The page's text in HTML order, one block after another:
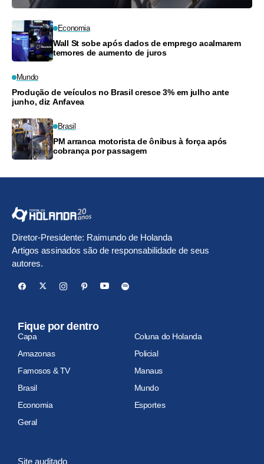
Economia
Wall St sobe após dados de emprego acalmarem
temores de aumento de juros
Mundo
Produção de veículos no Brasil cresce 3% em julho ante
junho, diz Anfavea
Brasil
PM arranca motorista de ônibus à força após
cobrança por passagem
Diretor-Presidente: Raimundo de Holanda
Artigos assinados são de responsabilidade de seus
autores.
Fique por dentro
Capa
Coluna do Holanda
Amazonas
Policial
Famosos & TV
Manaus
Brasil
Mundo
Economia
Esportes
Geral
Site auditado